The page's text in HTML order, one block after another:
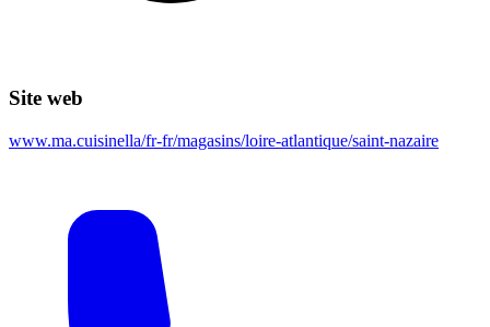
Site web
www.ma.cuisinella/fr-fr/magasins/loire-atlantique/saint-nazaire